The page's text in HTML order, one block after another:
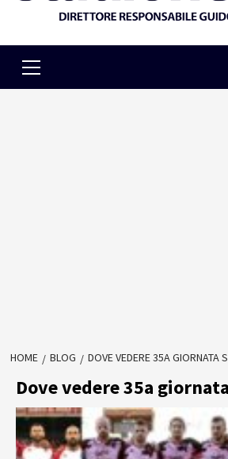
Menu
HOME BLOG DOVE VEDERE 35A GIORNATA
Dove vedere 35a